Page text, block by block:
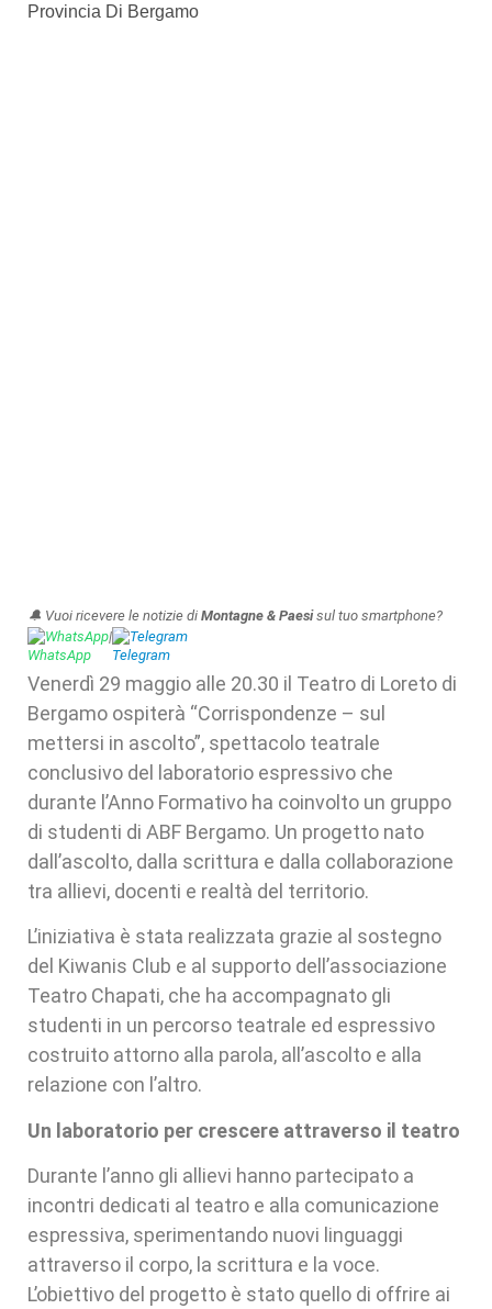
Provincia Di Bergamo
🔔 Vuoi ricevere le notizie di Montagne & Paesisul tuo smartphone?
WhatsApp| Telegram
Venerdì 29 maggio alle 20.30 il Teatro di Loreto di
Bergamo ospiterà “Corrispondenze – sul
mettersi in ascolto”, spettacolo teatrale
conclusivo del laboratorio espressivo che
durante l’Anno Formativo ha coinvolto un gruppo
di studenti di ABF Bergamo. Un progetto nato
dall’ascolto, dalla scrittura e dalla collaborazione
tra allievi, docenti e realtà del territorio.
L’iniziativa è stata realizzata grazie al sostegno
del Kiwanis Club e al supporto dell’associazione
Teatro Chapati, che ha accompagnato gli
studenti in un percorso teatrale ed espressivo
costruito attorno alla parola, all’ascolto e alla
relazione con l’altro.
Un laboratorio per crescere attraverso il teatro
Durante l’anno gli allievi hanno partecipato a
incontri dedicati al teatro e alla comunicazione
espressiva, sperimentando nuovi linguaggi
attraverso il corpo, la scrittura e la voce.
L’obiettivo del progetto è stato quello di offrire ai